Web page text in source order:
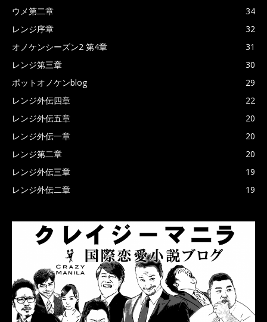
ウメ第二章
34
レンジ序章
32
オノケンシーズン2 第4章
31
レンジ第三章
30
ポットオノケンblog
29
レンジ外伝四章
22
レンジ外伝五章
20
レンジ外伝一章
20
レンジ第二章
20
レンジ外伝三章
19
レンジ外伝二章
19